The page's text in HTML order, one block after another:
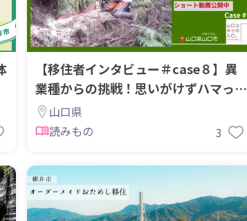
【移住者インタビュー＃case８】異
業種からの挑戦！思いがけずハマった
林業山口県
読みもの
3